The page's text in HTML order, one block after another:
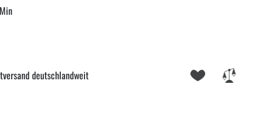
deutschlandweit